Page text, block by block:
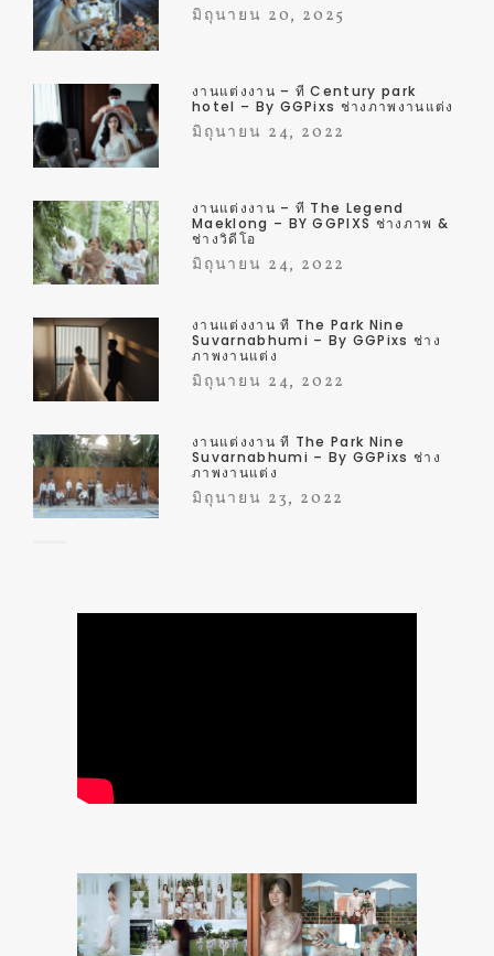
มิถุนายน 20, 2025
งานแต่งงาน – ที่ Century park
hotel – By GGPixs ช่างภาพงานแต่ง
มิถุนายน 24, 2022
งานแต่งงาน – ที่ The Legend
Maeklong – BY GGPIXS ช่างภาพ &
ช่างวิดีโอ
มิถุนายน 24, 2022
งานแต่งงาน ที่ The Park Nine
Suvarnabhumi – By GGPixs ช่าง
ภาพงานแต่ง
มิถุนายน 24, 2022
งานแต่งงาน ที่ The Park Nine
Suvarnabhumi – By GGPixs ช่าง
ภาพงานแต่ง
มิถุนายน 23, 2022